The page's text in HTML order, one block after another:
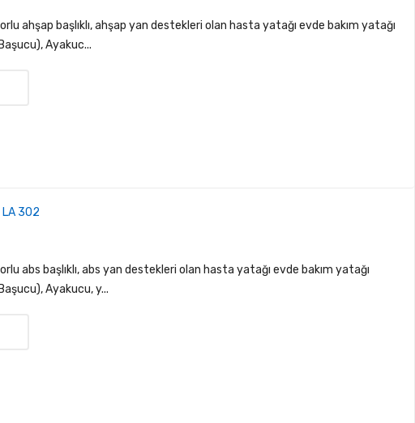
ahşap başlıklı, ahşap yan destekleri olan hasta yatağı evde bakım yatağı
Ayakuc...
LA 302
abs başlıklı, abs yan destekleri olan hasta yatağı evde bakım yatağı
Ayakucu, y...